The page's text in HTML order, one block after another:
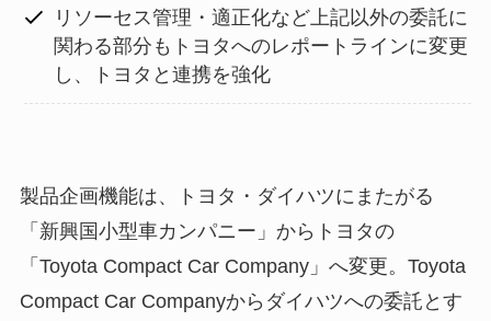
リソーセス管理・適正化など上記以外の委託に
関わる部分もトヨタへのレポートラインに変更
し、トヨタと連携を強化
製品企画機能は、トヨタ・ダイハツにまたがる
「新興国小型車カンパニー」からトヨタの
「Toyota Compact Car Company」へ変更。Toyota
Compact Car Companyからダイハツへの委託とす